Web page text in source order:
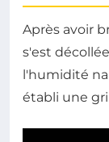
Après avoir
s'est
l'humidité
établi une